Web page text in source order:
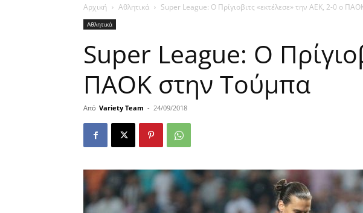
Αρχική Αθλητικά Super League: Ο Πρίγιοβιτς «εκτέλεσε» την ΑΕΚ, 2-0 ο
Αθλητικά
Super League: Ο
ΠΑΟΚ στην Τούμπα
Από Variety Team - 24/09/2018